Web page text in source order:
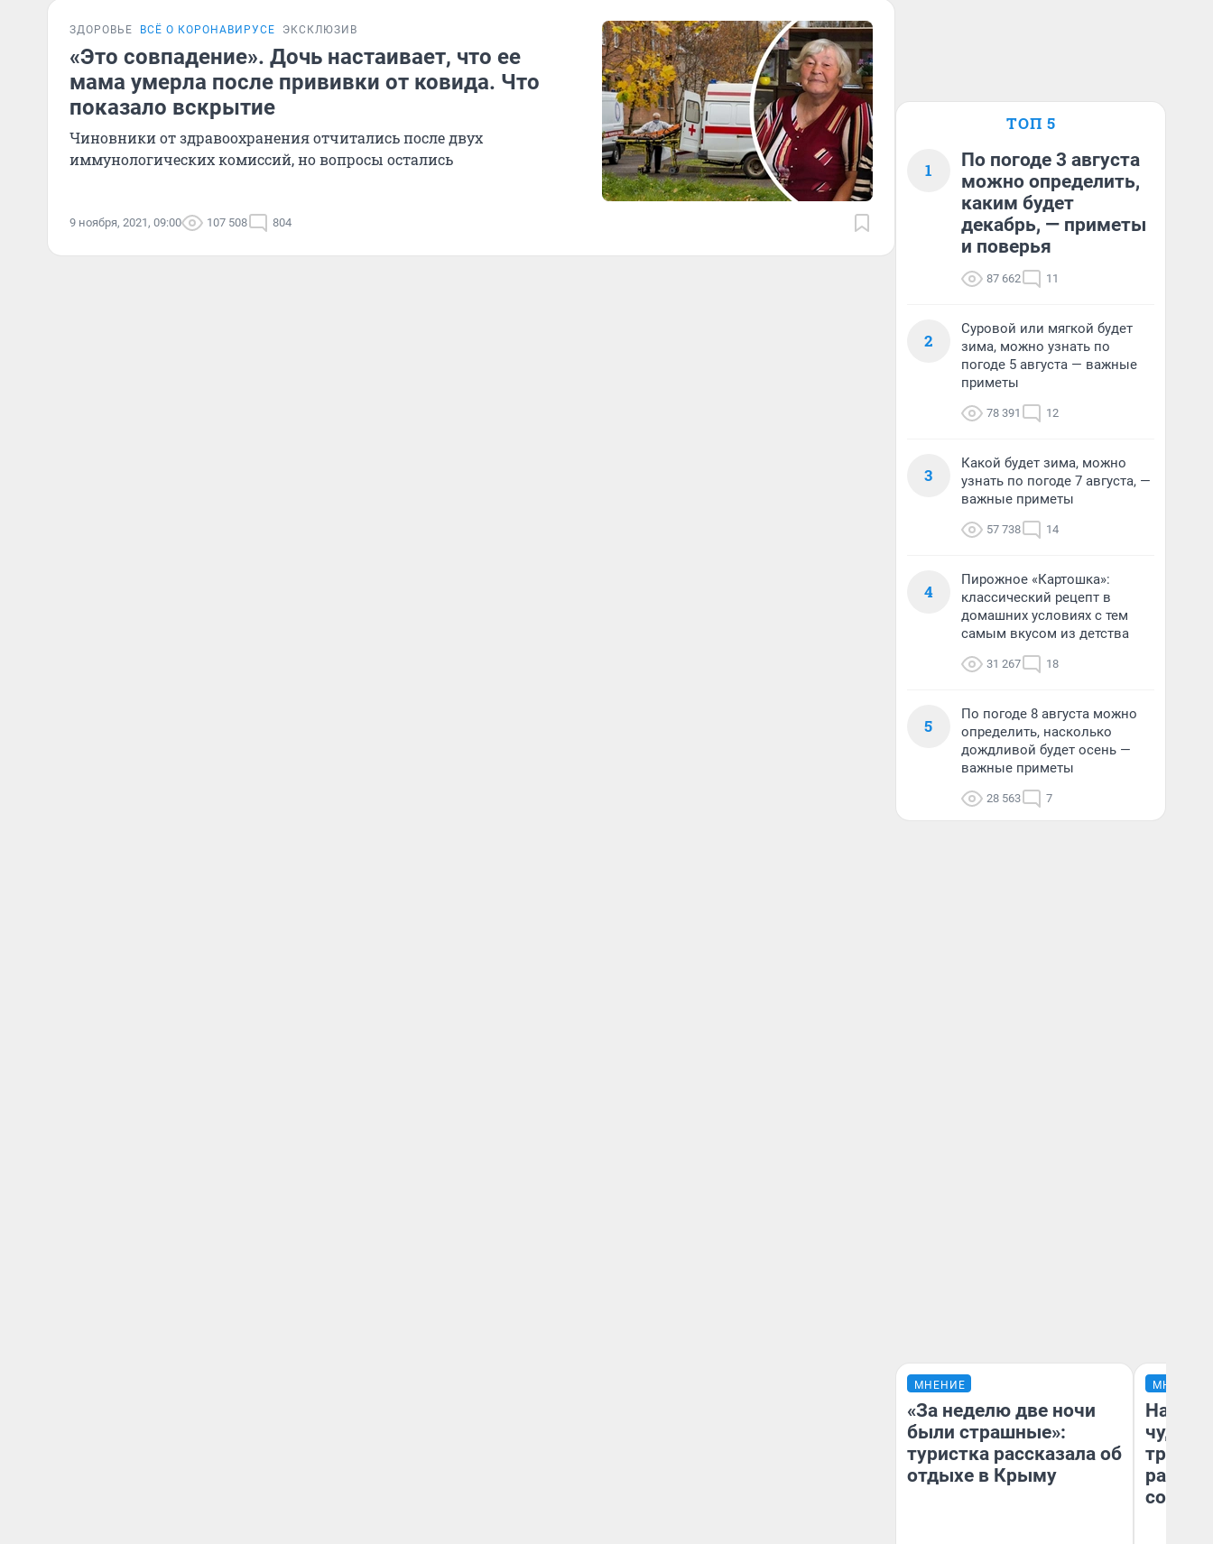
ЗДОРОВЬЕ ВСЁ О КОРОНАВИРУСЕ ЭКСКЛЮЗИВ
«Это совпадение». Дочь настаивает, что ее
мама умерла после прививки от ковида. Что
показало вскрытие
Чиновники от здравоохранения отчитались после двух
иммунологических комиссий, но вопросы остались
9 ноября, 2021, 09:00 107 508 804
ТОП 5
1
По погоде 3 августа
можно определить,
каким будет
декабрь, — приметы
и поверья
87 662 11
2
Суровой или мягкой будет
зима, можно узнать по
погоде 5 августа — важные
приметы
78 391 12
3
Какой будет зима, можно
узнать по погоде 7 августа, —
важные приметы
57 738 14
4
Пирожное «Картошка»:
классический рецепт в
домашних условиях с тем
самым вкусом из детства
31 267 18
5
По погоде 8 августа можно
определить, насколько
дождливой будет осень —
важные приметы
28 563 7
МНЕНИЕ
«За неделю две ночи
были страшные»:
туристка рассказала об
отдыхе в Крыму
МНЕНИЕ
чудом